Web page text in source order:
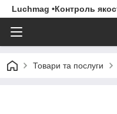
Luchmag •Контроль
Товари та послуги